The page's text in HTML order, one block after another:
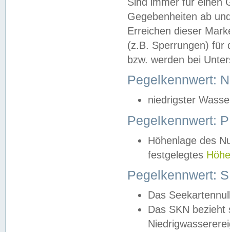
Gegebenheiten ab
Erreichen dieser
(z.B. Sperrungen) für
bzw. werden bei
Pegelkennwert:
niedrigster
Pegelkennwert:
Höhenlage des
festgelegtes
Pegelkennwert:
Das
Das SKN